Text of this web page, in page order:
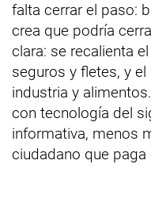
falta cerrar el paso:
crea que podría
clara: se recalienta
seguros y fletes, y
industria y
con tecnología del
informativa, menos
ciudadano que paga